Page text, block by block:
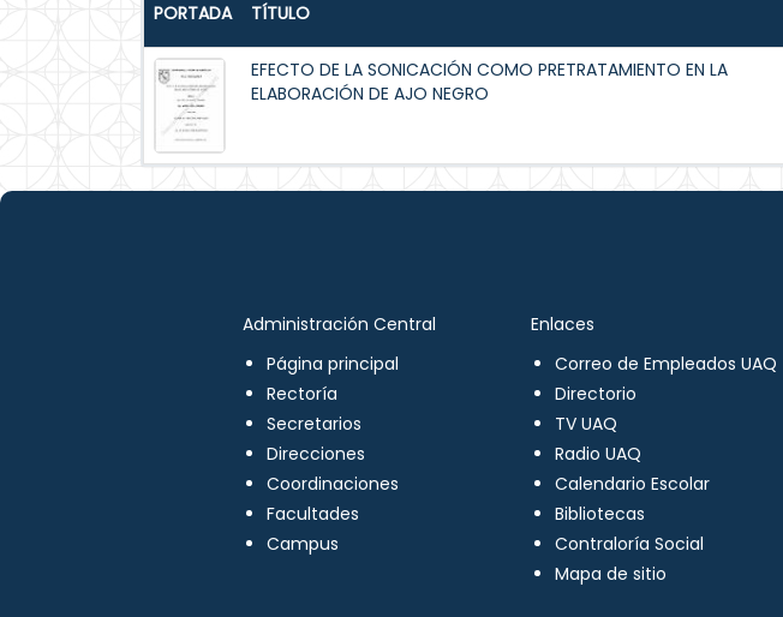
PORTADA TÍTULO
EFECTO DE LA SONICACIÓN COMO PRETRATAMIENTO EN LA
ELABORACIÓN DE AJO NEGRO
Administración Central
Página principal
Rectoría
Secretarios
Direcciones
Coordinaciones
Facultades
Campus
Enlaces
Correo de Empleados UAQ
Directorio
TV UAQ
Radio UAQ
Calendario Escolar
Bibliotecas
Contraloría Social
Mapa de sitio